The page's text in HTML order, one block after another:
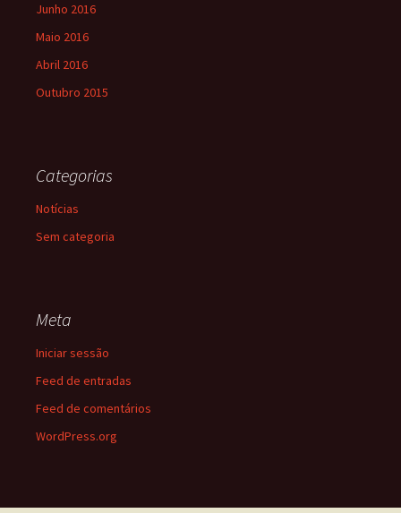
Junho 2016
Maio 2016
Abril 2016
Outubro 2015
Categorias
Notícias
Sem categoria
Meta
Iniciar sessão
Feed de entradas
Feed de comentários
WordPress.org